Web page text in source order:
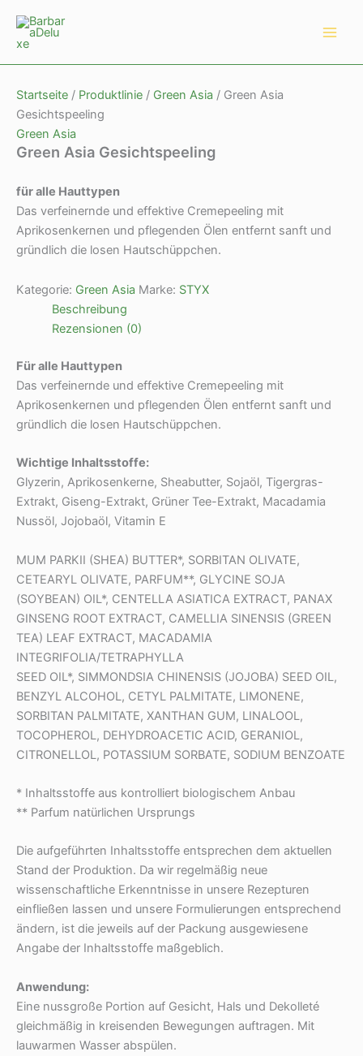
Inhalt
springen
Startseite / Produktlinie / Green Asia / Green Asia
Gesichtspeeling
Green Asia
Green Asia Gesichtspeeling
für alle Hauttypen
Das verfeinernde und effektive Cremepeeling mit
Aprikosenkernen und pflegenden Ölen entfernt sanft und
gründlich die losen Hautschüppchen.
Kategorie: Green Asia Marke: STYX
Beschreibung
Rezensionen (0)
Für alle Hauttypen
Das verfeinernde und effektive Cremepeeling mit
Aprikosenkernen und pflegenden Ölen entfernt sanft und
gründlich die losen Hautschüppchen.
Wichtige Inhaltsstoffe:
Glyzerin, Aprikosenkerne, Sheabutter, Sojaöl, Tigergras-
Extrakt, Giseng-Extrakt, Grüner Tee-Extrakt, Macadamia
Nussöl, Jojobaöl, Vitamin E
MUM PARKII (SHEA) BUTTER*, SORBITAN OLIVATE,
CETEARYL OLIVATE, PARFUM**, GLYCINE SOJA
(SOYBEAN) OIL*, CENTELLA ASIATICA EXTRACT, PANAX
GINSENG ROOT EXTRACT, CAMELLIA SINENSIS (GREEN
TEA) LEAF EXTRACT, MACADAMIA
INTEGRIFOLIA/TETRAPHYLLA
SEED OIL*, SIMMONDSIA CHINENSIS (JOJOBA) SEED OIL,
BENZYL ALCOHOL, CETYL PALMITATE, LIMONENE,
SORBITAN PALMITATE, XANTHAN GUM, LINALOOL,
TOCOPHEROL, DEHYDROACETIC ACID, GERANIOL,
CITRONELLOL, POTASSIUM SORBATE, SODIUM BENZOATE
* Inhaltsstoffe aus kontrolliert biologischem Anbau
** Parfum natürlichen Ursprungs
Die aufgeführten Inhaltsstoffe entsprechen dem aktuellen
Stand der Produktion. Da wir regelmäßig neue
wissenschaftliche Erkenntnisse in unsere Rezepturen
einfließen lassen und unsere Formulierungen entsprechend
ändern, ist die jeweils auf der Packung ausgewiesene
Angabe der Inhaltsstoffe maßgeblich.
Anwendung:
Eine nussgroße Portion auf Gesicht, Hals und Dekolleté
gleichmäßig in kreisenden Bewegungen auftragen. Mit
lauwarmen Wasser abspülen.